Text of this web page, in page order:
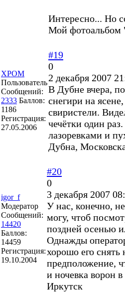
Интересно... Но
Мой
XPOM
Пользователь
Сообщений:
2333 Баллов:
1186
Регистрация:
27.05.2006
#19
0
2 декабря 2007
В Дубне вчера,
снегири на
свиристели.
чечётки один
лазоревками и
Дубна,
igor_f
Модератор
Сообщений:
14420
Баллов:
14459
Регистрация:
19.10.2004
#20
0
3 декабря 2007
У нас, конечно,
могу, чтоб
поздней осенью
Однажды
хорошо его
предположение,
и ночевка ворон
Иркутск